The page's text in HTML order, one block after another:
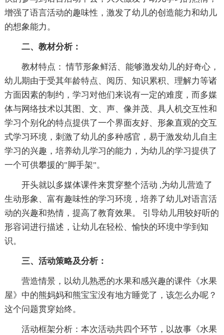
增强了语言活动的趣味性，激发了幼儿的创造能力和幼儿
的想象能力。
二、教材分析：
教材特点： 情节形象鲜活、能够激发幼儿的好奇心，
幼儿期由于受其年龄特点、阅历、知识累积、理解力等诸
方面因素的制约，学习对他们来说有一定的难度，而多媒
体与网络技术以其图、文、声、像并茂、具人机交互性和
学习个别化的特点提供了一个界面友好、形象直观的交互
式学习环境，刺激了幼儿的多种感官，易于激发幼儿自主
学习的兴趣，培养幼儿学习的能力，为幼儿的学习提供了
一个可供攀援的"脚手架"。
开头就以多媒体课件来贯穿整个活动 ,为幼儿营造了
生动形象、富有趣味性的学习环境，培养了幼儿对语言活
动的兴趣和热情，提高了教育效果。 引导幼儿用较好听的
形容词进行描述，让幼儿在轻松、愉快的环境中学到知
识。
三、活动策略及分析：
营造情景，以幼儿熟悉的水果和感兴趣的课件《水果
屋》中的熊妈妈和熊宝宝没有地方睡觉了，该怎么办呢？
这个问题贯穿始终。
活动框架分析：本次活动共四个环节，以故事《水果